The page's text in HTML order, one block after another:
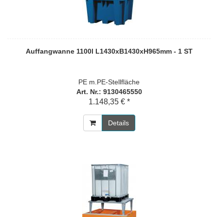
Auffangwanne 1100l L1430xB1430xH965mm - 1 ST
PE m.PE-Stellfläche
Art. Nr.: 9130465550
1.148,35 € *
Details